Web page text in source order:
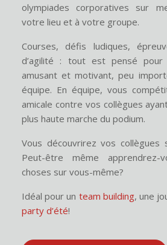
olympiades corporatives sur
votre lieu et à votre groupe.
Courses, défis ludiques,
d’agilité : tout est pensé
amusant et motivant, peu
équipe. En équipe, vous
amicale contre vos collègues
plus haute marche du podium.
Vous découvrirez vos collègues
Peut-être même apprendrez-
choses sur vous-même?
Idéal pour un team building, une
party d’été!